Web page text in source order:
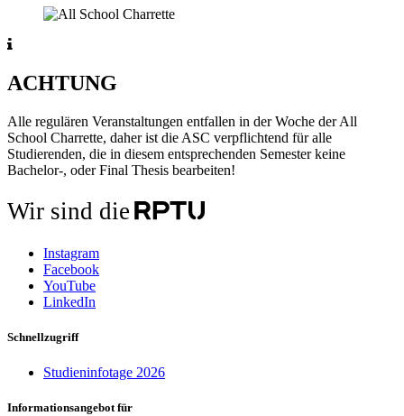
ACHTUNG
Alle regulären Veranstaltungen entfallen in der Woche der All
School Charrette, daher ist die ASC verpflichtend für alle
Studierenden, die in diesem entsprechenden Semester keine
Bachelor-, oder Final Thesis bearbeiten!
Wir sind die
Instagram
Facebook
YouTube
LinkedIn
Schnellzugriff
Studieninfotage 2026
Informationsangebot für